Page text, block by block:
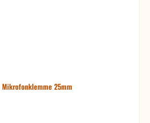
Mikrofonklemme 25mm